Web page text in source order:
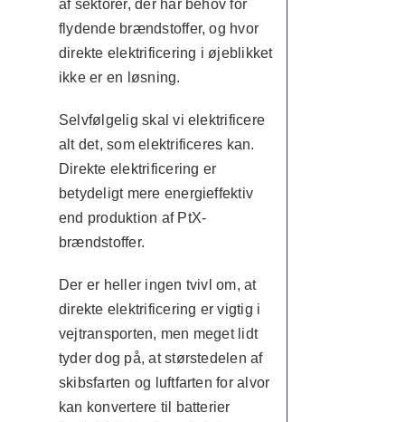
af sektorer, der har behov for
flydende brændstoffer, og hvor
direkte elektrificering i øjeblikket
ikke er en løsning.
Selvfølgelig skal vi elektrificere
alt det, som elektrificeres kan.
Direkte elektrificering er
betydeligt mere energieffektiv
end produktion af PtX-
brændstoffer.
Der er heller ingen tvivl om, at
direkte elektrificering er vigtig i
vejtransporten, men meget lidt
tyder dog på, at størstedelen af
skibsfarten og luftfarten for alvor
kan konvertere til batterier